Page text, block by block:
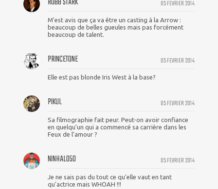
05 FEVRIER 2014
M'est avis que ça va être un casting à la Arrow :
beaucoup de belles gueules mais pas forcément
beaucoup de talent.
05 FEVRIER 2014
PRINCETONE
Elle est pas blonde Iris West à la base?
05 FEVRIER 2014
PIKUL
Sa filmographie fait peur. Peut-on avoir confiance
en quelqu'un qui a commencé sa carrière dans les
Feux de l'amour ?
05 FEVRIER 2014
NINHALO50
Je ne sais pas du tout ce qu'elle vaut en tant
qu'actrice mais WHOAH !!!